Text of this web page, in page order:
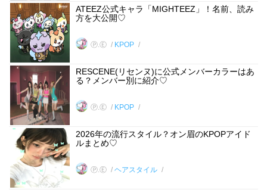
ATEEZ公式キャラ「MIGHTEEZ」！名前、読み
方を大公開♡
Ⓟ.Ⓔ KPOP
RESCENE(リセンヌ)に公式メンバーカラーはあ
る？メンバー別に紹介♡
Ⓟ.Ⓔ KPOP
2026年の流行スタイル？オン眉のKPOPアイド
ルまとめ♡
Ⓟ.Ⓔ ヘアスタイル